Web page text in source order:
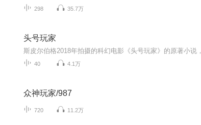
298 35.7万
头号玩家
40 4.1万
众神玩家/987
720 11.2万